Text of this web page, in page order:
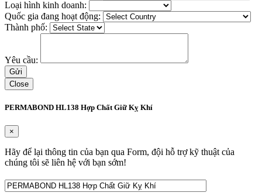
Loại hình kinh doanh:
Quốc gia đang hoạt động:
Thành phố:
Yêu cầu:
Close
PERMABOND HL138 Hợp Chất Giữ Kỵ Khí
×
Hãy để lại thông tin của bạn qua Form, đội hỗ trợ kỹ thuật của
chúng tôi sẽ liên hệ với bạn sớm!